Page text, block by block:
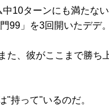
10ターンにも満たな
99」を3回開いたデデ。
た、彼がここまで勝ち
持って"いるのだ。